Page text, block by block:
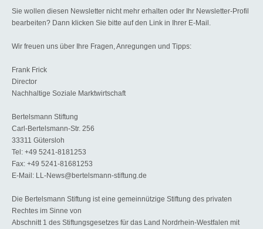
Sie wollen diesen Newsletter nicht mehr erhalten oder Ihr Newsletter-Profil
bearbeiten? Dann klicken Sie bitte auf den Link in Ihrer E-Mail.
Wir freuen uns über Ihre Fragen, Anregungen und Tipps:
Frank Frick
Director
Nachhaltige Soziale Marktwirtschaft
Bertelsmann Stiftung
Carl-Bertelsmann-Str. 256
33311 Gütersloh
Tel: +49 5241-8181253
Fax: +49 5241-81681253
E-Mail: LL-News@bertelsmann-stiftung.de
Die Bertelsmann Stiftung ist eine gemeinnützige Stiftung des privaten
Rechtes im Sinne von
Abschnitt 1 des Stiftungsgesetzes für das Land Nordrhein-Westfalen mit